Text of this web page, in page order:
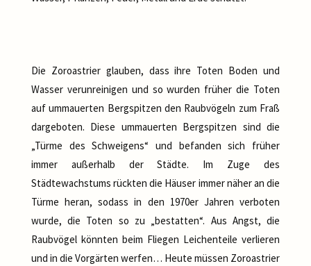
Die Zoroastrier glauben, dass ihre Toten Boden und
Wasser verunreinigen und so wurden früher die Toten
auf ummauerten Bergspitzen den Raubvögeln zum Fraß
dargeboten. Diese ummauerten Bergspitzen sind die
„Türme des Schweigens“ und befanden sich früher
immer außerhalb der Städte. Im Zuge des
Städtewachstums rückten die Häuser immer näher an die
Türme heran, sodass in den 1970er Jahren verboten
wurde, die Toten so zu „bestatten“. Aus Angst, die
Raubvögel könnten beim Fliegen Leichenteile verlieren
und in die Vorgärten werfen… Heute müssen Zoroastrier